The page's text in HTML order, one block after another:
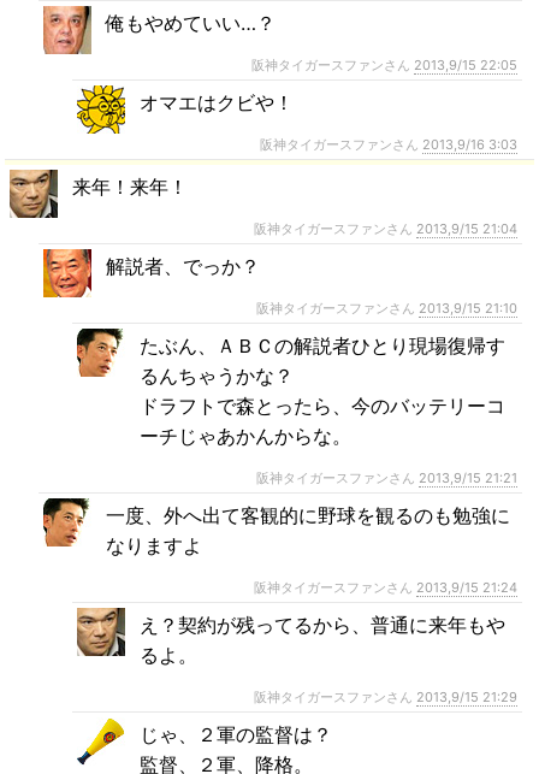
俺もやめていい…？
阪神タイガースファンさん 2013,9/15 22:05
オマエはクビや！
阪神タイガースファンさん 2013,9/16 3:03
来年！来年！
阪神タイガースファンさん 2013,9/15 21:04
解説者、でっか？
阪神タイガースファンさん 2013,9/15 21:10
たぶん、ＡＢＣの解説者ひとり現場復帰す
るんちゃうかな？
ドラフトで森とったら、今のバッテリーコ
ーチじゃあかんからな。
阪神タイガースファンさん 2013,9/15 21:21
一度、外へ出て客観的に野球を観るのも勉強に
なりますよ
阪神タイガースファンさん 2013,9/15 21:24
え？契約が残ってるから、普通に来年もや
るよ。
阪神タイガースファンさん 2013,9/15 21:29
じゃ、２軍の監督は？
監督、２軍、降格。